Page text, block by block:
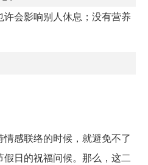
会影响别人休息；没有营养
感联络的时候，就避免不了
日的祝福问候。那么，这二